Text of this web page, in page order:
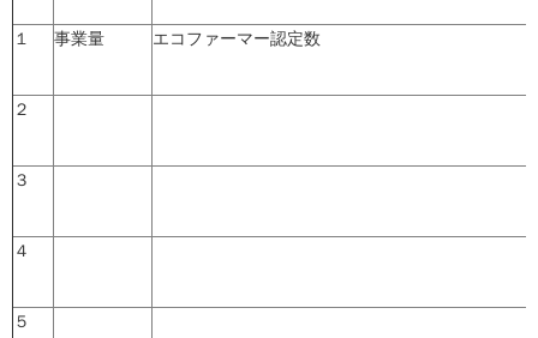
１ 事業量 エコファーマー認定数
２
３
４
５